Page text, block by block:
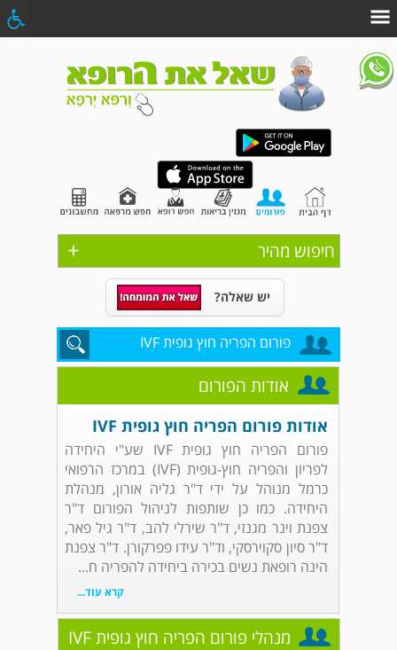
+ חיפוש מהיר
יש שאלה?
פורום הפריה חוץ גופית IVF
אודות הפורום
אודות פורום הפריה חוץ גופית IVF
פורום הפריה חוץ גופית IVF שע"י היחידה
לפריון והפריה חוץ-גופית (IVF) במרכז הרפואי
כרמל מנוהל על ידי ד"ר גליה אורון, מנהלת
היחידה. כמו כן שותפות לניהול הפורום ד"ר
צפנת וינר מגנזי, ד"ר שירלי להב, ד"ר גיל פאר,
ד"ר סיון סקוירסקי, וד"ר עידו פפרקורן. ד"ר צפנת
הינה רופאת נשים בכירה ביחידה להפריה ח...
קרא עוד...
מנהלי פורום הפריה חוץ גופית IVF